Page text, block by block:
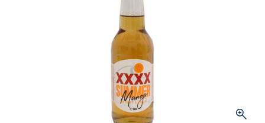
zoom_in